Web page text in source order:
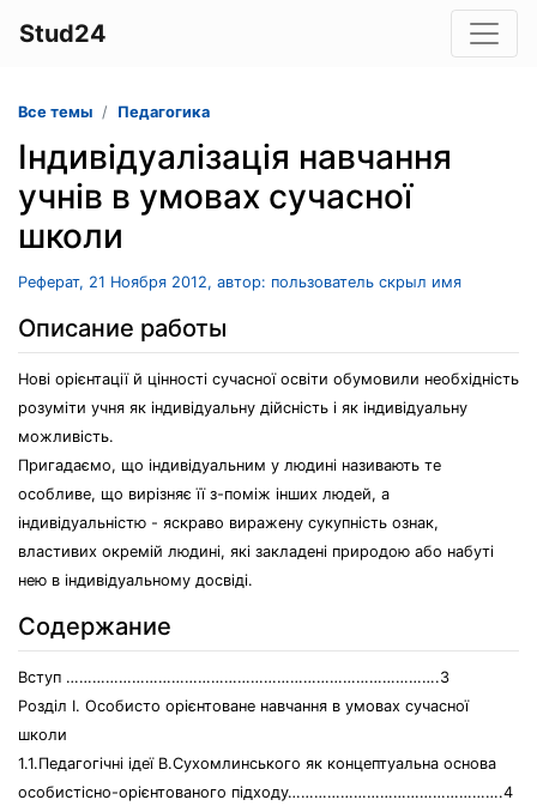
Stud24
Все темы Педагогика
Індивідуалізація навчання
учнів в умовах сучасної
школи
Реферат, 21 Ноября 2012, автор: пользователь скрыл имя
Описание работы
Нові орієнтації й цінності сучасної освіти обумовили необхідність
розуміти учня як індивідуальну дійсність і як індивідуальну
можливість.
Пригадаємо, що індивідуальним у людині називають те
особливе, що вирізняє її з-поміж інших людей, а
індивідуальністю - яскраво виражену сукупність ознак,
властивих окремій людині, які закладені природою або набуті
нею в індивідуальному досвіді.
Содержание
Вступ ………………………………………………………………………….3
Розділ I. Особисто орієнтоване навчання в умовах сучасної
школи
1.1.Педагогічні ідеї В.Сухомлинського як концептуальна основа
особистісно-орієнтованого підходу………………………………………….4